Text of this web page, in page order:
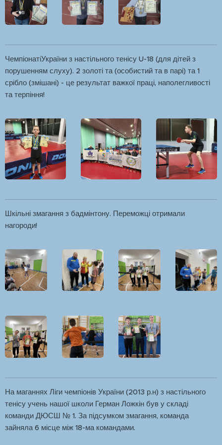
ЧемпіонатіУкраїни з настільного тенісу U-18 (для дітей з
порушенням слуху). 2 золоті та (особистий та в парі) та 1
срібло (змішані) - це результат важкої праці, наполегливості
та терпіння!
Шкільні змагання з бадмінтону. Переможці отримали
нагороди!
На маганнях Ліги чемпіонів України (2013 р.н) з настільного
тенісу учень нашої школи Герман Ложкін був у складі
команди ДЮСШ № 1. За підсумком змагання, команда
зайняла 6 місце між 18-ма командами.